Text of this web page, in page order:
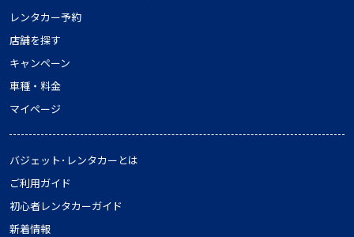
レンタカー予約
店舗を探す
キャンペーン
車種・料金
マイページ
バジェット･レンタカーとは
ご利用ガイド
初心者レンタカーガイド
新着情報